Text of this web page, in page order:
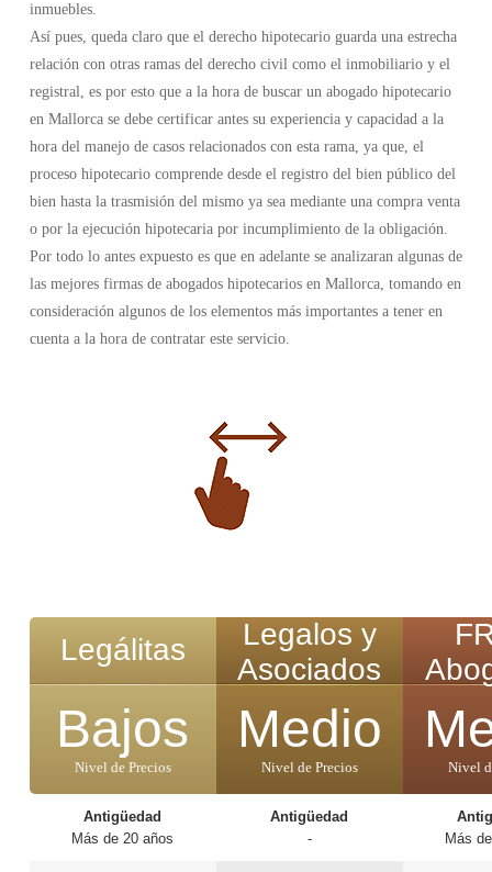
inmuebles.
Así pues, queda claro que el derecho hipotecario guarda una estrecha
relación con otras ramas del derecho civil como el inmobiliario y el
registral, es por esto que a la hora de buscar un abogado hipotecario
en Mallorca se debe certificar antes su experiencia y capacidad a la
hora del manejo de casos relacionados con esta rama, ya que, el
proceso hipotecario comprende desde el registro del bien público del
bien hasta la trasmisión del mismo ya sea mediante una compra venta
o por la ejecución hipotecaria por incumplimiento de la obligación.
Por todo lo antes expuesto es que en adelante se analizaran algunas de
las mejores firmas de abogados hipotecarios en Mallorca, tomando en
consideración algunos de los elementos más importantes a tener en
cuenta a la hora de contratar este servicio.
Legálitas
Bajos
Nivel de Precios
Antigüedad
Más de 20 años
Legalos y
Asociados
Medio
Nivel de Precios
Antigüedad
-
Nivel
Más